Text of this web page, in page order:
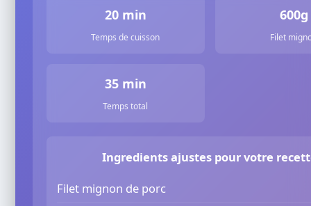
20 min
Temps de cuisson
600g
Filet
35 min
Temps total
Ingredients ajustes pour votre
Filet mignon de porc